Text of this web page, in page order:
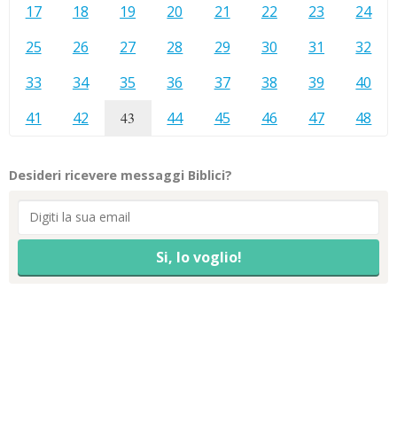
17
18 19 20 21 22 23
24
25
26 27 28 29 30 31
32
33
34 35 36 37 38 39
40
41
42 43 44 45 46 47 48
Desideri ricevere messaggi Biblici?